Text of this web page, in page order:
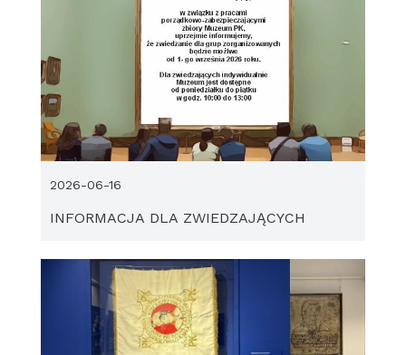
INFORMACJA DLA ZWIEDZAJĄCYCH
2026-06-16